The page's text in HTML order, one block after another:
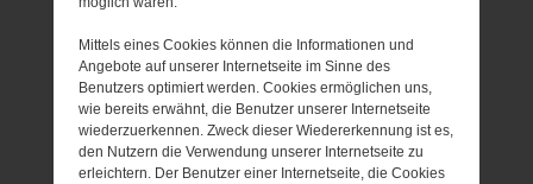
Mittels eines Cookies können die Informationen und
Angebote auf unserer Internetseite im Sinne des
Benutzers optimiert werden. Cookies ermöglichen uns,
wie bereits erwähnt, die Benutzer unserer Internetseite
wiederzuerkennen. Zweck dieser Wiedererkennung ist es,
den Nutzern die Verwendung unserer Internetseite zu
erleichtern. Der Benutzer einer Internetseite, die Cookies